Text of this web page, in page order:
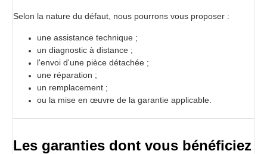
Selon la nature du défaut, nous pourrons vous proposer :
une assistance technique ;
un diagnostic à distance ;
l'envoi d'une pièce détachée ;
une réparation ;
un remplacement ;
ou la mise en œuvre de la garantie applicable.
Les garanties dont vous bénéficiez